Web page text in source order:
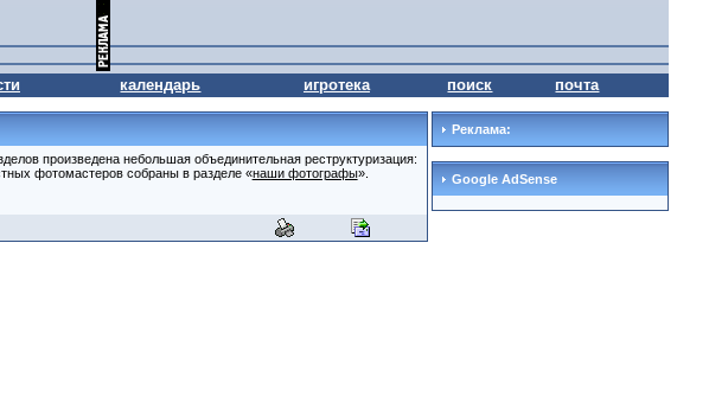
календарь игротека поиск почта
произведена небольшая объединительная реструктуризация:
фотомастеров собраны в разделе «наши фотографы».
Реклама:
Google AdSense